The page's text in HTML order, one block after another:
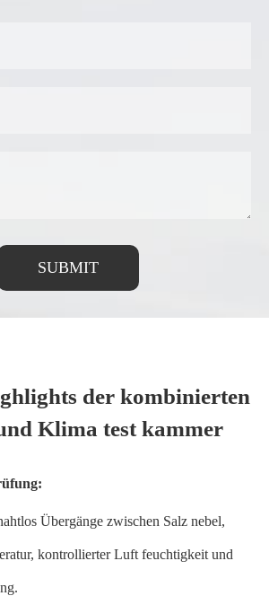
SUBMIT
der kombinierten
Klima test kammer
Übergänge zwischen Salz nebel,
kontrollierter Luft feuchtigkeit und